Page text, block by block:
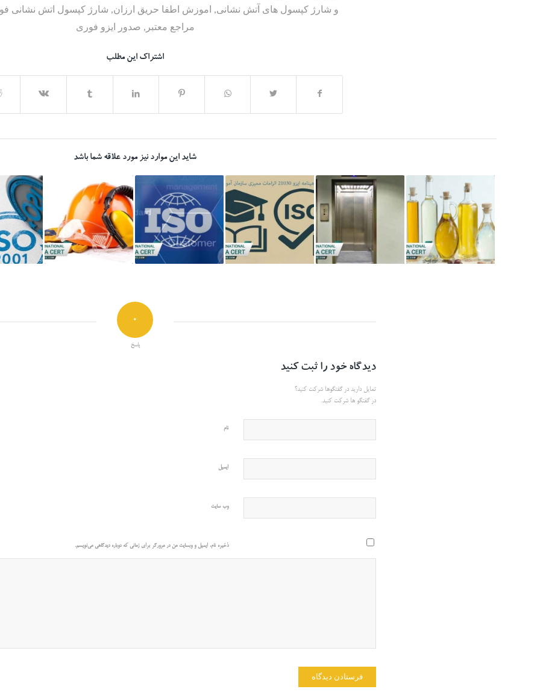
و شارژ کپسول های آتش نشانی, اموزش اطفا حریق ارزان, شارژ کپسول اتش نشانی
مراجع معتبر , صدور ایزو فوری
اشتراک این مطلب
شاید این موارد نیز مورد علاقه شما باشد
0
پاسخ
دیدگاه خود را ثبت کنید
تمایل دارید در گفتگوها شرکت کنید؟
در گفتگو ها شرکت کنید.
نام
ایمیل
وب‌ سایت
ذخیره نام، ایمیل و وبسایت من در مرورگر برای زمانی که دوباره دیدگاهی می‌نویسم.